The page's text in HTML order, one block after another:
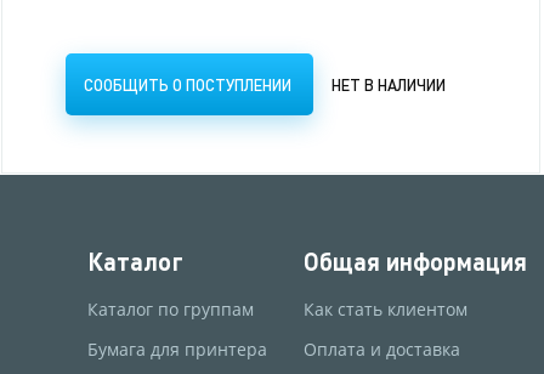
СООБЩИТЬ О ПОСТУПЛЕНИИ НЕТ В НАЛИЧИИ
Каталог
Каталог по группам
Бумага для принтера
Общая информация
Как стать клиентом
Оплата и доставка